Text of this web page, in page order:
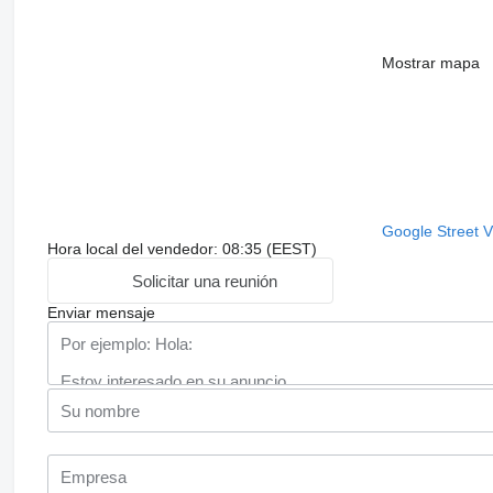
Mostrar mapa
Google Street
Hora local del vendedor: 08:35 (EEST)
Solicitar una reunión
Enviar mensaje